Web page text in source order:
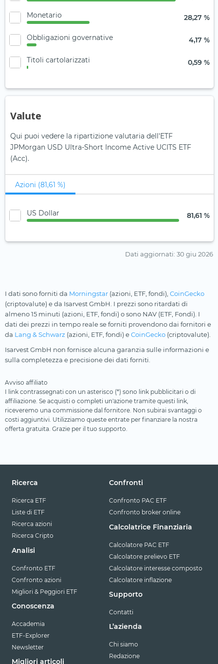
Monetario 28,27 %
Obbligazioni governative 4,17 %
Titoli cartolarizzati 0,59 %
Valute
Qui puoi vedere la ripartizione valutaria dell'ETF
JPMorgan USD Ultra-Short Income Active UCITS ETF
(Acc).
Azioni (81,61 %)
US Dollar 81,61 %
Dati aggiornati: 30 giu 2026
I dati sono forniti da Morningstar (azioni, ETF, fondi), CoinGecko
(criptovalute) e da Isarvest GmbH. I prezzi sono ritardati di
almeno 15 minuti (azioni, ETF, fondi) o sono NAV (ETF, Fondi). I
dati dei prezzi in tempo reale se forniti provendono dai fornitori e
da Lang & Schwarz (azioni, ETF, fondi) eCoinGecko (criptovalute).
Isarvest GmbH non fornisce alcuna garanzia sulle informazioni e
sulla completezza e precisione dei dati forniti.
Avviso affiliato
I link contrassegnati con un asterisco (*) sono link pubblicitari o di
affiliazione. Se acquisti o completi un'azione tramite questi link,
riceveremo una commissione dal fornitore. Non subirai svantaggi o
costi aggiuntivi. Utilizziamo queste entrate per finanziare la nostra
offerta gratuita. Grazie per il tuo supporto.
Ricerca
Ricerca ETF
Liste di ETF
Ricerca azioni
Ricerca Cripto
Analisi
Confronto ETF
Confronto azioni
Migliori & Peggiori ETF
Conoscenza
Accademia
ETF-Explorer
Newsletter
Migliori articoli
Confronti
Confronto PAC ETF
Confronto broker online
Calcolatrice Finanziaria
Calcolatore PAC ETF
Calcolatore prelievo ETF
Calcolatore interesse composto
Calcolatore inflazione
Supporto
Contatti
L’azienda
Chi siamo
Redazione